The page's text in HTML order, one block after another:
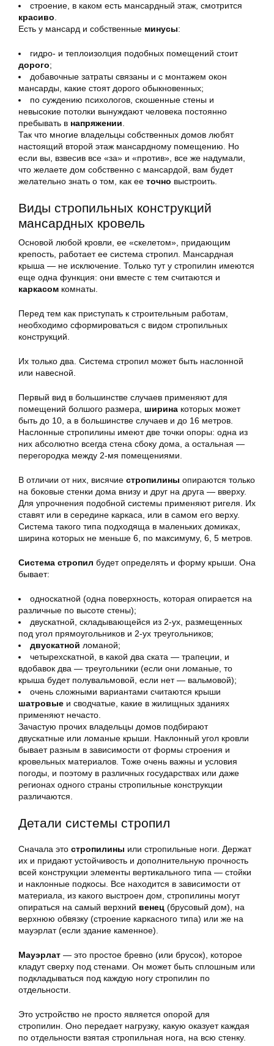
строение, в каком есть мансардный этаж, смотрится
красиво.
Есть у мансард и собственные минусы:
гидро- и теплоизолция подобных помещений стоит
дорого;
добавочные затраты связаны и с монтажем окон
мансарды, какие стоят дорого обыкновенных;
по суждению психологов, скошенные стены и
невысокие потолки вынуждают человека постоянно
пребывать в напряжении.
Так что многие владельцы собственных домов любят
настоящий второй этаж мансардному помещению. Но
если вы, взвесив все «за» и «против», все же надумали,
что желаете дом собственно с мансардой, вам будет
желательно знать о том, как ее точно выстроить.
Виды стропильных конструкций
мансардных кровель
Основой любой кровли, ее «скелетом», придающим
крепость, работает ее система стропил. Мансардная
крыша — не исключение. Только тут у стропилин имеются
еще одна функция: они вместе с тем считаются и
каркасом комнаты.
Перед тем как приступать к строительным работам,
необходимо сформироваться с видом стропильных
конструкций.
Их только два. Система стропил может быть наслонной
или навесной.
Первый вид в большинстве случаев применяют для
помещений болшого размера, ширина которых может
быть до 10, а в большинстве случаев и до 16 метров.
Наслонные стропилины имеют две точки опоры: одна из
них абсолютно всегда стена сбоку дома, а остальная —
перегородка между 2-мя помещениями.
В отличии от них, висячие стропилины опираются только
на боковые стенки дома внизу и друг на друга — вверху.
Для упрочнения подобной системы применяют ригеля. Их
ставят или в середине каркаса, или в самом его верху.
Система такого типа подходяща в маленьких домиках,
ширина которых не меньше 6, по максимуму, 6, 5 метров.
Система стропил будет определять и форму крыши. Она
бывает:
односкатной (одна поверхность, которая опирается на
различные по высоте стены);
двускатной, складывающейся из 2-ух, размещенных
под угол прямоугольников и 2-ух треугольников;
двускатной ломаной;
четырехскатной, в какой два ската — трапеции, и
вдобавок два — треугольники (если они ломаные, то
крыша будет полувальмовой, если нет — вальмовой);
очень сложными вариантами считаются крыши
шатровые и сводчатые, какие в жилищных зданиях
применяют нечасто.
Зачастую прочих владельцы домов подбирают
двускатные или ломаные крыши. Наклонный угол кровли
бывает разным в зависимости от формы строения и
кровельных материалов. Тоже очень важны и условия
погоды, и поэтому в различных государствах или даже
регионах одного страны стропильные конструкции
различаются.
Детали системы стропил
Сначала это стропилины или стропильные ноги. Держат
их и придают устойчивость и дополнительную прочность
всей конструкции элементы вертикального типа — стойки
и наклонные подкосы. Все находится в зависимости от
материала, из какого выстроен дом, стропилины могут
опираться на самый верхний венец (брусовый дом), на
верхнюю обвязку (строение каркасного типа) или же на
мауэрлат (если здание каменное).
Мауэрлат — это простое бревно (или брусок), которое
кладут сверху под стенами. Он может быть сплошным или
подкладываться под каждую ногу стропилин по
отдельности.
Это устройство не просто является опорой для
стропилин. Оно передает нагрузку, какую оказует каждая
по отдельности взятая стропильная нога, на всю стенку.